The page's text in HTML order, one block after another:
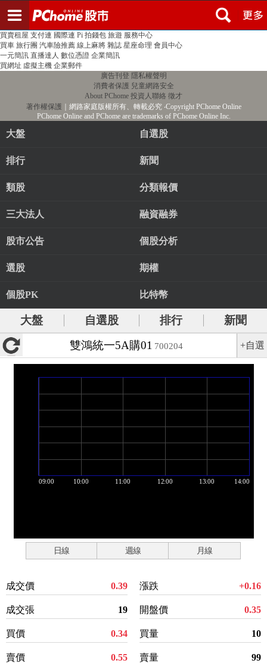
PChome首頁 線上購物 24h購物 書店
買賣租屋 支付連 國際連 Pi 拍錢包 旅遊 服務中心
買車 旅行團 汽車險推薦 線上麻將 雜誌 星座命理 會員中心
一元簡訊 直播達人 數位憑證 企業簡訊
買網址 虛擬主機 企業郵件
廣告刊登 隱私權聲明
消費者保護 兒童網路安全
About PChome 投資人聯絡 徵才
著作權保護 ｜網路家庭版權所有、轉載必究‧Copyright PChome Online
PChome Online and PChome are trademarks of PChome Online Inc.
大盤 自選股
排行 新聞
類股 分類報價
三大法人 融資融券
股市公告 個股分析
選股 期權
個股PK 比特幣
大盤 自選股 排行
新聞
雙鴻統一5A購01 700204 +自選
日線 週線 月線
成交價 0.39
成交張 19
買價 0.34
賣價 0.55
漲跌 +0.16
開盤價 0.35
買量 10
賣量 99